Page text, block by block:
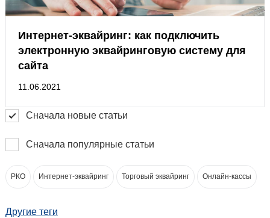
Интернет-эквайринг: как подключить
электронную эквайринговую систему для
сайта
11.06.2021
Сначала новые статьи
Сначала популярные статьи
РКО Интернет-эквайринг Торговый эквайринг Онлайн-кассы
Другие теги